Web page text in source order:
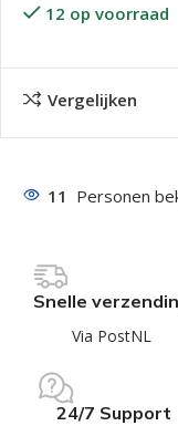
12 op voorraad
Vergelijken
11 Personen
Snelle
Via PostNL
24/7 Support